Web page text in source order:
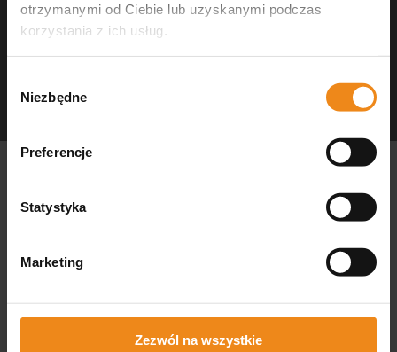
otrzymanymi od Ciebie lub uzyskanymi podczas
korzystania z ich usług.
zgody
Niezbędne
Preferencje
Statystyka
Marketing
Zezwól na wszystkie
Dezynfekcja Medisept
GDZIE DZIAŁAMY I
REALIZUJEMY